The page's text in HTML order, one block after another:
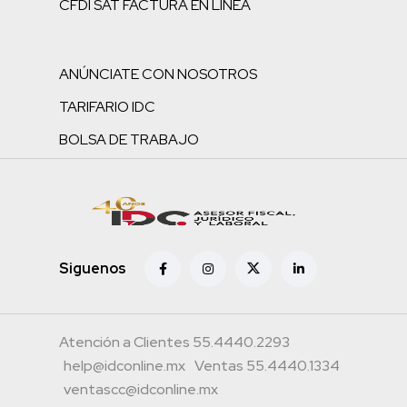
CFDI SAT FACTURA EN LÍNEA
ANÚNCIATE CON NOSOTROS
TARIFARIO IDC
BOLSA DE TRABAJO
Siguenos
Atención a Clientes 55.4440.2293
help@idconline.mx Ventas 55.4440.1334
ventascc@idconline.mx